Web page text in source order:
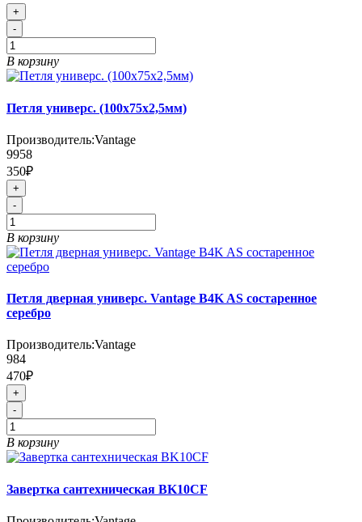
+
-
В корзину
Петля универс. (100х75х2,5мм)
Производитель:Vantage
9958
350₽
+
-
В корзину
Петля дверная универс. Vantage B4K AS состаренное
серебро
Производитель:Vantage
984
470₽
+
-
В корзину
Завертка сантехническая BK10CF